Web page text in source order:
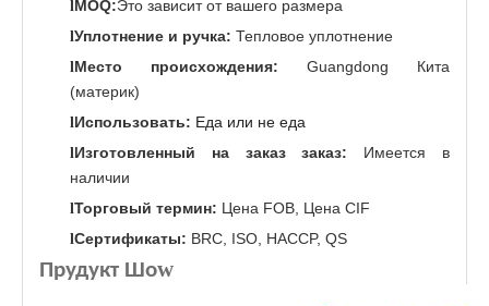
lMOQ:Это зависит от вашего размера
lУплотнение и ручка: Тепловое уплотнение
lМесто происхождения:
Guangdong Кита
(материк)
lИспользовать: Еда или не еда
lИзготовленный на заказ заказ:
Имеется в
наличии
lТорговый термин: Цена FOB, Цена CIF
lСертификаты: BRC, ISO, HACCP, QS
Прудукт Шоw